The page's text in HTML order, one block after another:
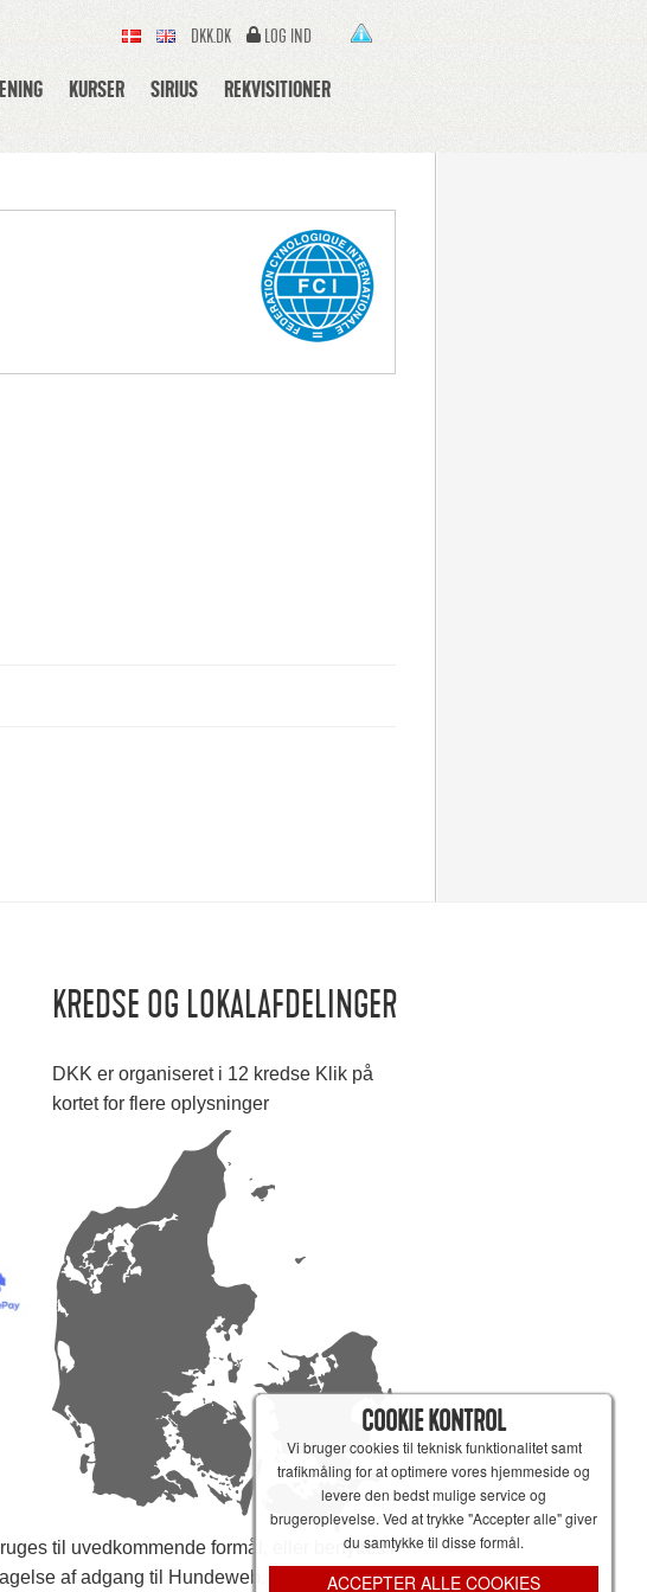
DKK.DK LOG IND
KURSER SIRIUS REKVISITIONER
COOKIE KONTROL
Vi bruger cookies til teknisk funktionalitet samt
trafikmåling for at optimere vores hjemmeside og
levere den bedst mulige service og
brugeroplevelse. Ved at trykke "Accepter alle" giver
du samtykke til disse formål.
ACCEPTER ALLE COOKIES
KREDSE OG LOKALAFDELINGER
DKK er organiseret i 12 kredse Klik på
kortet for flere oplysninger
til uvedkommende formål, eller benyttes i
af adgang til Hundeweb.